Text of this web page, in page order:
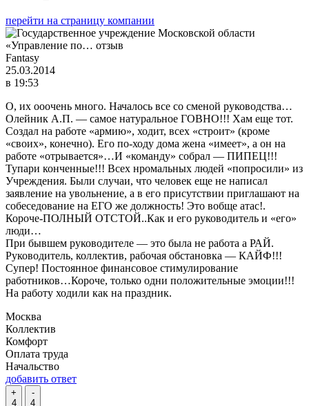
перейти на страницу компании
Fantasy
25.03.2014
в 19:53
О, их ооочень много. Началось все со сменой руководства…
Олейник А.П. — самое натуральное ГОВНО!!! Хам еще тот.
Создал на работе «армию», ходит, всех «строит» (кроме
«своих», конечно). Его по-ходу дома жена «имеет», а он на
работе «отрывается»…И «команду» собрал — ПИПЕЦ!!!
Тупари конченные!!! Всех нромальных людей «попросили» из
Учреждения. Были случаи, что человек еще не написал
заявление на увольнение, а в его присутствии приглашают на
собеседование на ЕГО же должность! Это вобще атас!.
Короче-ПОЛНЫЙ ОТСТОЙ..Как и его руководитель и «его»
люди…
При бывшем руководителе — это была не работа а РАЙ.
Руководитель, коллектив, рабочая обстановка — КАЙФ!!!
Супер! Постоянное финансовое стимулирование
работников…Короче, только одни положительные эмоции!!!
На работу ходили как на праздник.
Москва
Коллектив
Комфорт
Оплата труда
Начальство
добавить ответ
+
4
-
4